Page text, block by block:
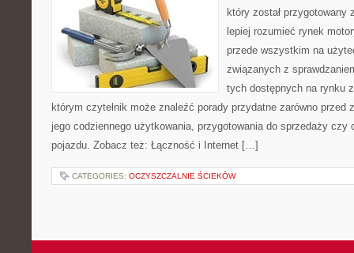
który został
lepiej rozumieć rynek
przede wszystkim na
związanych z
tych dostępnych na rynku
którym czytelnik może znaleźć porady przydatne zarówno przed
jego codziennego użytkowania, przygotowania do sprzedaży czy
pojazdu. Zobacz też: Łączność i Internet […]
CATEGORIES: OCZYSZCZALNIE ŚCIEKÓW